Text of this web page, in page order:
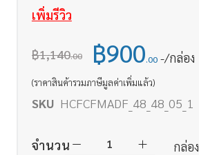
เพิ่มรีวิว
฿1,140.00 ฿900.00 /กล่อง
(ราคาสินค้ารวมภาษีมูลค่าเพิ่มแล้ว)
SKU HCFCFMADF_48_48_05_1
จำนวน กล่อง